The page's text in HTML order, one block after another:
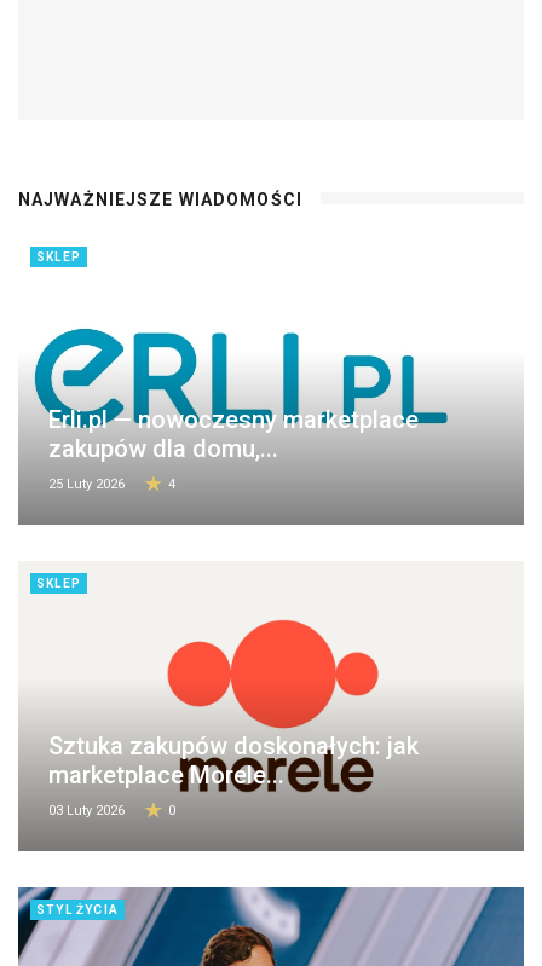
NAJWAŻNIEJSZE WIADOMOŚCI
SKLEP
Erli.pl — nowoczesny marketplace
zakupów dla domu,...
25 Luty 2026 4
SKLEP
Sztuka zakupów doskonałych: jak
marketplace Morele...
03 Luty 2026 0
STYL ŻYCIA